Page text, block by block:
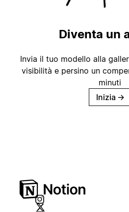
Diventa un
Invia il tuo modello alla
visibilità e persino un
minuti
Inizia →